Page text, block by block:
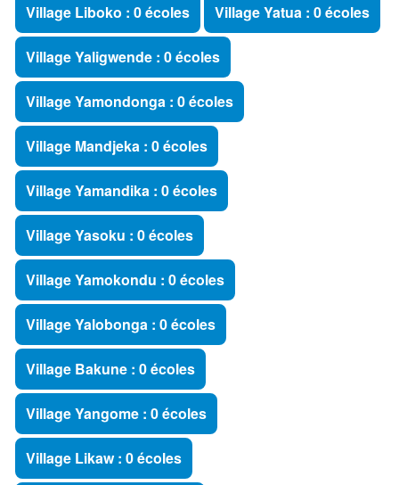
Village Liboko : 0 écoles Village Yatua : 0 écoles
Village Yaligwende : 0 écoles
Village Yamondonga : 0 écoles
Village Mandjeka : 0 écoles
Village Yamandika : 0 écoles
Village Yasoku : 0 écoles
Village Yamokondu : 0 écoles
Village Yalobonga : 0 écoles
Village Bakune : 0 écoles
Village Yangome : 0 écoles
Village Likaw : 0 écoles